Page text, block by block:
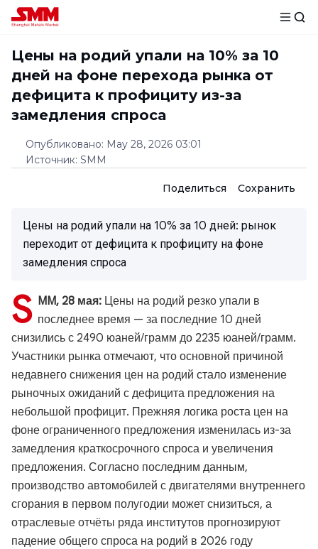
Цены на родий упали на 10% за 10
дней на фоне перехода рынка от
дефицита к профициту из-за
замедления спроса
Опубликовано: May 28, 2026 03:01
Источник: SMM
Поделиться Сохранить
Цены на родий упали на 10% за 10 дней: рынок
переходит от дефицита к профициту на фоне
замедления спроса
S MM, 28 мая: Цены на родий резко упали в
последнее время — за последние 10 дней
снизились с 2490 юаней/грамм до 2235 юаней/грамм.
Участники рынка отмечают, что основной причиной
недавнего снижения цен на родий стало изменение
рыночных ожиданий с дефицита предложения на
небольшой профицит. Прежняя логика роста цен на
фоне ограниченного предложения изменилась из-за
замедления краткосрочного спроса и увеличения
предложения. Согласно последним данным,
производство автомобилей с двигателями внутреннего
сгорания в первом полугодии может снизиться, а
отраслевые отчёты ряда институтов прогнозируют
падение общего спроса на родий в 2026 году